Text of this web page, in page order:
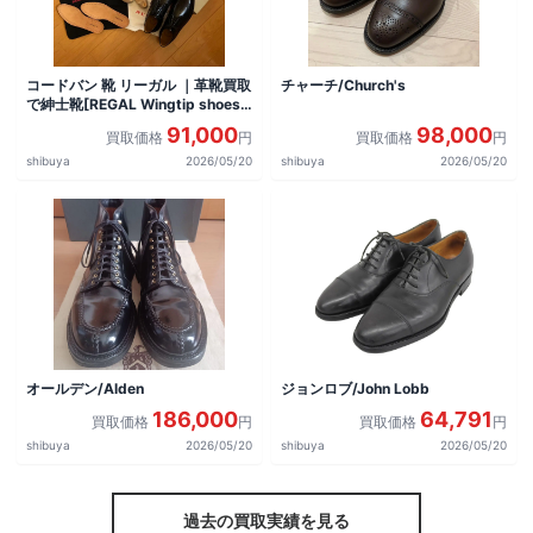
コードバン 靴 リーガル ｜革靴買取
で紳士靴[REGAL Wingtip shoes]
買取価格 91,000円
shibuya 2026/05/20
チャーチ/Church's
買取価格 98,000円
shibuya 2026/05/20
オールデン/Alden
買取価格 186,000円
shibuya 2026/05/20
ジョンロブ/John Lobb
買取価格 64,791 円
shibuya 2026/05/20
過去の買取実績を見る